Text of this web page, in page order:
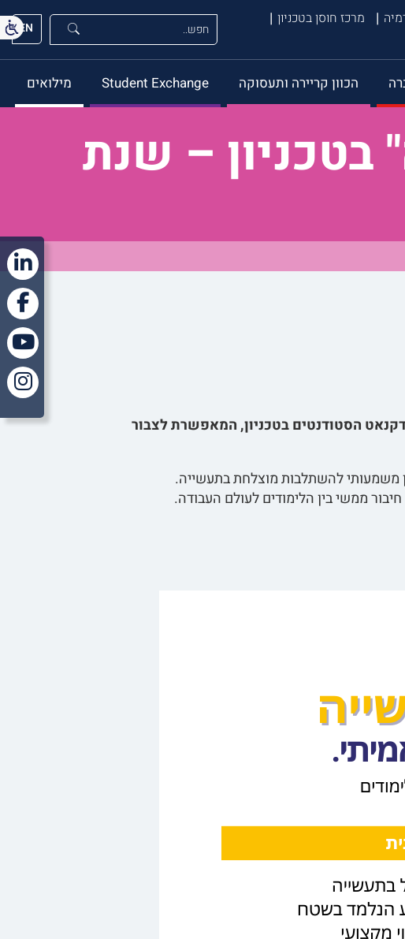
מרכז חוסן בטכניון
EN
הכוון קריירה ותעסוקה Student Exchange מילואים
– שנת
הסטודנטים בטכניון, המאפשרת לצבור
משמעותי להשתלבות מוצלחת בתעשייה.
ממשי בין הלימודים לעולם העבודה.